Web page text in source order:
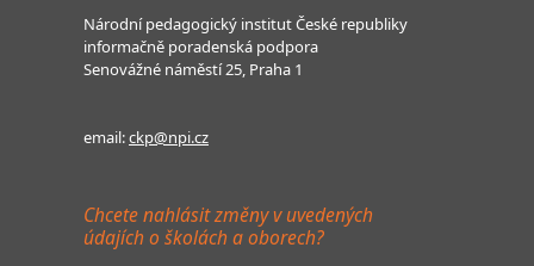
Národní pedagogický institut České republiky
informačně poradenská podpora
Senovážné náměstí 25, Praha 1
email:ckp@npi.cz
Chcete nahlásit změny v uvedených
údajích o školách a oborech?